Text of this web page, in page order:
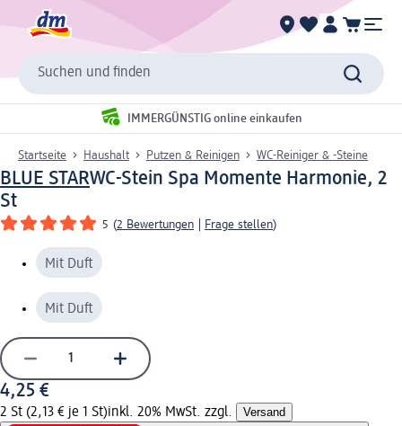
Suchen und finden
IMMERGÜNSTIG online einkaufen
Startseite Haushalt Putzen & Reinigen WC-Reiniger & -Steine
BLUE STARWC-Stein Spa Momente Harmonie, 2
St
5 (2 Bewertungen Frage stellen)
Mit Duft
Mit Duft
4,25 €
2 St (2,13 € je 1 St)inkl. 20% MwSt. zzgl. Versand